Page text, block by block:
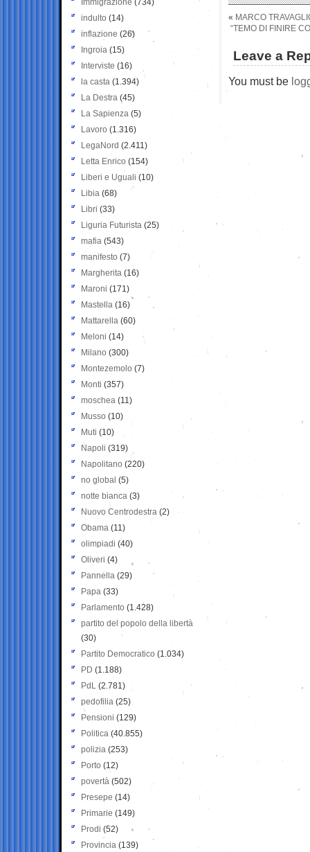
« MARCO
“TEMO DI FINIRE
Leave a
You must be
Immigrazione (734)
indulto (14)
inflazione (26)
Ingroia (15)
Interviste (16)
la casta (1.394)
La Destra (45)
La Sapienza (5)
Lavoro (1.316)
LegaNord (2.411)
Letta Enrico (154)
Liberi e Uguali (10)
Libia (68)
Libri (33)
Liguria Futurista (25)
mafia (543)
manifesto (7)
Margherita (16)
Maroni (171)
Mastella (16)
Mattarella (60)
Meloni (14)
Milano (300)
Montezemolo (7)
Monti (357)
moschea (11)
Musso (10)
Muti (10)
Napoli (319)
Napolitano (220)
no global (5)
notte bianca (3)
Nuovo Centrodestra (2)
Obama (11)
olimpiadi (40)
Oliveri (4)
Pannella (29)
Papa (33)
Parlamento (1.428)
partito del popolo della libertà
(30)
Partito Democratico (1.034)
PD (1.188)
PdL (2.781)
pedofilia (25)
Pensioni (129)
Politica (40.855)
polizia (253)
Porto (12)
povertà (502)
Presepe (14)
Primarie (149)
Prodi (52)
Provincia (139)